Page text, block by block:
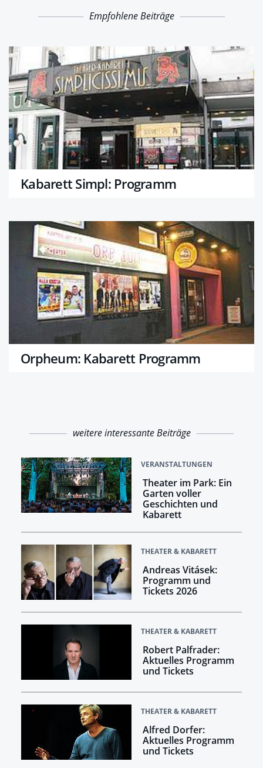
Empfohlene Beiträge
Kabarett Simpl: Programm
Orpheum: Kabarett Programm
weitere interessante Beiträge
VERANSTALTUNGEN
Theater im Park: Ein
Garten voller
Geschichten und
Kabarett
THEATER & KABARETT
Andreas Vitásek:
Programm und
Tickets 2026
THEATER & KABARETT
Robert Palfrader:
Aktuelles Programm
und Tickets
THEATER & KABARETT
Alfred Dorfer:
Aktuelles Programm
und Tickets